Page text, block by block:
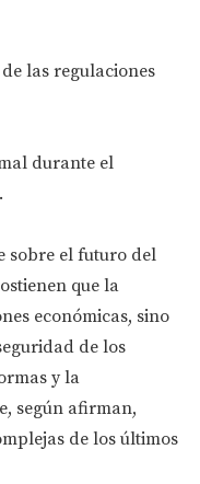
las regulaciones
durante el
sobre el futuro del
que la
económicas, sino
de los
y la
según afirman,
de los últimos